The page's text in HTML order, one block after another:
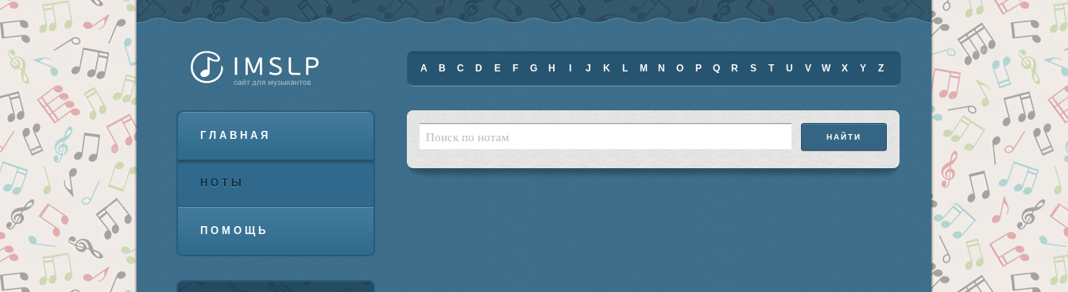
ГЛАВНАЯ
НОТЫ
ПОМОЩЬ
A B C D E F G H J K L M N O P Q R S T U V W X Y Z